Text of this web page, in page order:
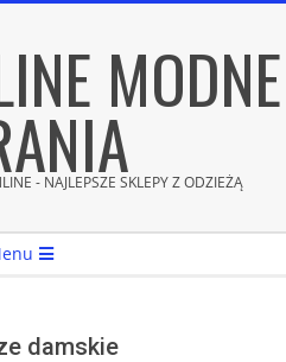
MODNE
- NAJLEPSZE SKLEPY Z ODZIEŻĄ
damskie